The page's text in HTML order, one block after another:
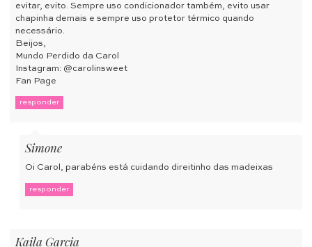
evitar, evito. Sempre uso condicionador também, evito usar
chapinha demais e sempre uso protetor térmico quando
necessário.
Beijos,
Mundo Perdido da Carol
Instagram: @carolinsweet
Fan Page
responder
Simone
Oi Carol, parabéns está cuidando direitinho das madeixas
responder
Kaila Garcia